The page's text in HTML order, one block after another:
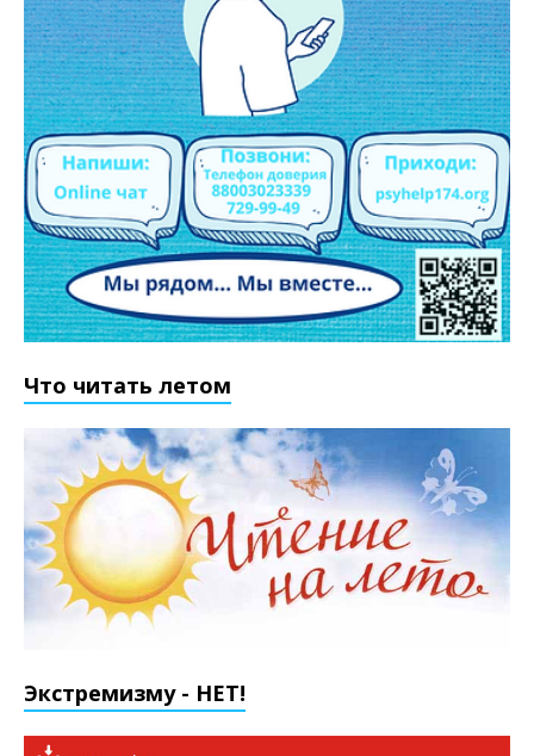
Что читать летом
Экстремизму - НЕТ!